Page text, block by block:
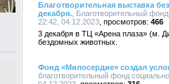
Благотворительная выставка
декабря. , Благотворительный
22:42, 04.12.2023
466
3 декабря в ТЦ «Арена плаза» (м.
бездомных животных.
Фонд «Милосердие» создал
благотворительный фонд